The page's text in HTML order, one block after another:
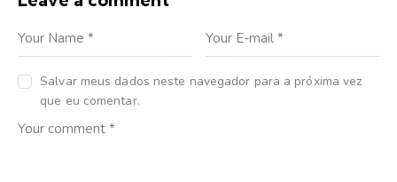
Salvar meus dados neste navegador para a próxima vez
que eu comentar.